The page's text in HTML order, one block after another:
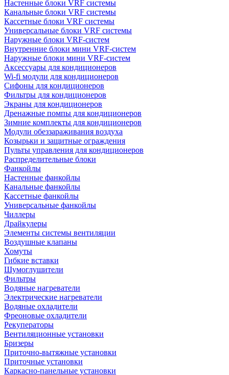
Настенные блоки VRF системы
Канальные блоки VRF системы
Кассетные блоки VRF системы
Универсальные блоки VRF системы
Наружные блоки VRF-систем
Внутренние блоки мини VRF-систем
Наружные блоки мини VRF-систем
Аксессуары для кондиционеров
Wi-fi модули для кондиционеров
Сифоны для кондиционеров
Фильтры для кондиционеров
Экраны для кондиционеров
Дренажные помпы для кондиционеров
Зимние комплекты для кондиционеров
Модули обеззараживания воздуха
Козырьки и защитные ограждения
Пульты управления для кондиционеров
Распределительные блоки
Фанкойлы
Настенные фанкойлы
Канальные фанкойлы
Кассетные фанкойлы
Универсальные фанкойлы
Чиллеры
Драйкулеры
Элементы системы вентиляции
Воздушные клапаны
Хомуты
Гибкие вставки
Шумоглушители
Фильтры
Водяные нагреватели
Электрические нагреватели
Водяные охладители
Фреоновые охладители
Рекуператоры
Вентиляционные установки
Бризеры
Приточно-вытяжные установки
Приточные установки
Каркасно-панельные установки